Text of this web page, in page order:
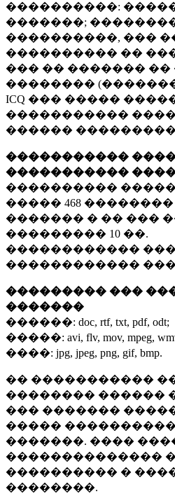
����������:
�������;
����������, ���
���������� ��
��� �� ������� ��
��������
ICQ ��� �����
�����������
������
�����������
�����������
����������
����� 468 ��������
������� � �� ���
��������� 10 ��.
������������
������������
��������� ���
�������
������: doc, rtf, txt, pdf, odt;
�����: avi, flv, mov, mpeg,
����: jpg, jpeg, png, gif, bmp.
�� �����������
�������� ������
��� �������
�����
�������. ����
��������������
���������� �
��������.